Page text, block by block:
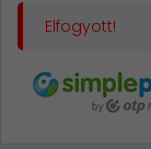
Elfogyott!